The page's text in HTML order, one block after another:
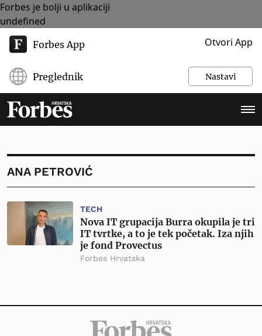
Forbes je bolji u aplikaciji
undefined
Forbes App Otvori App
Preglednik Nastavi
ANA PETROVIĆ
TECH
Nova IT grupacija Burra okupila je tri
IT tvrtke, a to je tek početak. Iza njih
je fond Provectus
Forbes Hrvatska